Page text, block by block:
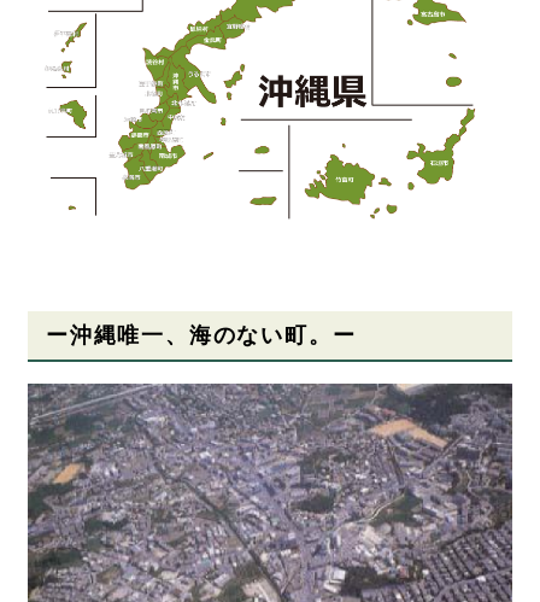
ー沖縄唯一、海のない町。ー